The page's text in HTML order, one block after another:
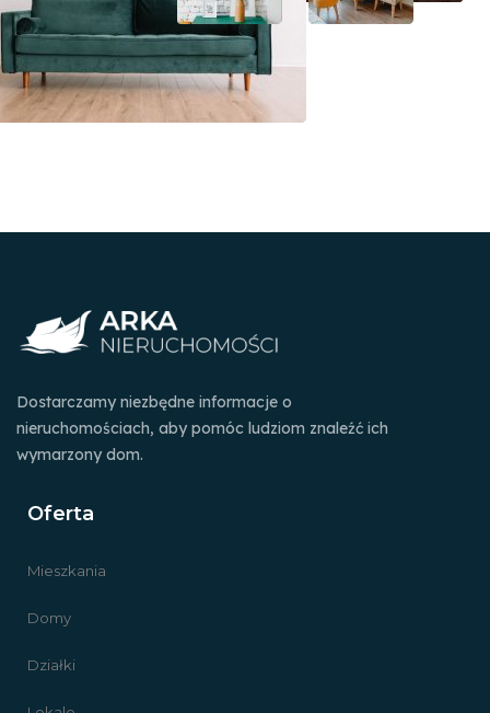
Dostarczamy niezbędne informacje o
nieruchomościach, aby pomóc ludziom znaleźć ich
wymarzony dom.
Oferta
Mieszkania
Domy
Działki